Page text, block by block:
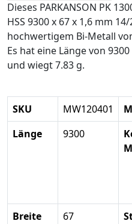
Dieses PARKANSON PK
HSS 9300 x 67 x 1,6 mm
hochwertigem Bi-Metall
Es hat eine Länge von
und wiegt 7.83 g.
SKU MW120401
Länge
9300
Breite
67